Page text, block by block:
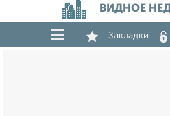
ВИДНОЕ
Закладки